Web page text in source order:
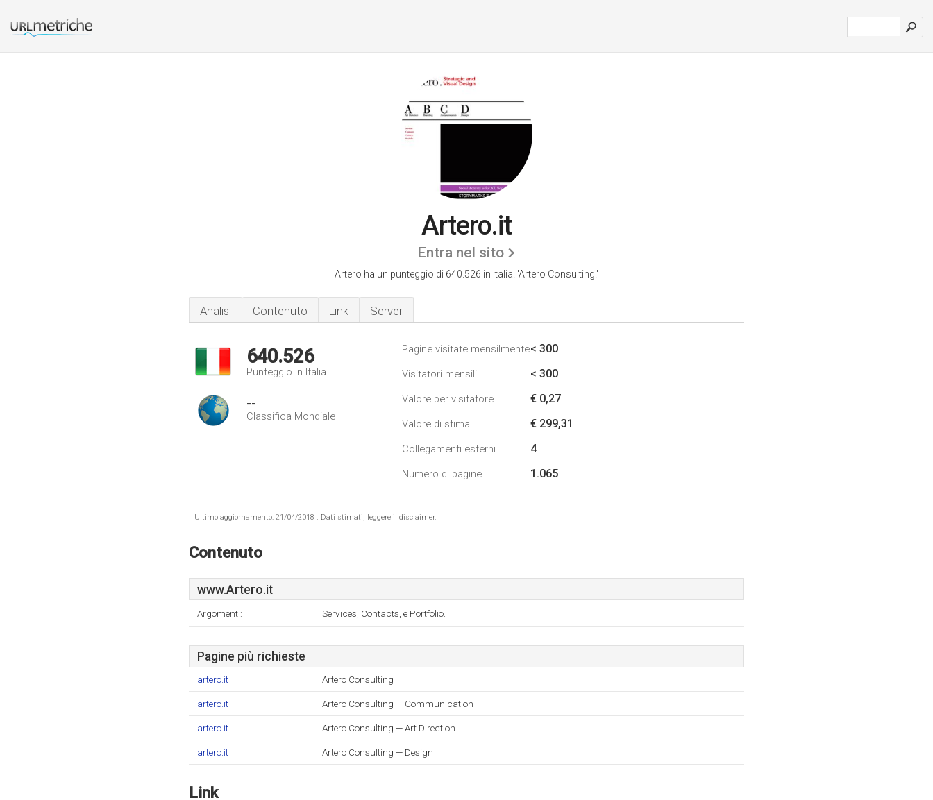
Artero.it
Entra nel sito
Artero ha un punteggio di 640.526 in Italia. 'Artero Consulting.'
Analisi Contenuto Link Server
640.526
Punteggio in Italia
--
Classifica Mondiale
Pagine visitate mensilmente< 300
Visitatori mensili < 300
Valore per visitatore € 0,27
Valore di stima € 299,31
Collegamenti esterni 4
Numero di pagine 1.065
Ultimo aggiornamento: 21/04/2018 . Dati stimati, leggere il disclaimer.
Contenuto
www.Artero.it
Argomenti: Services, Contacts, e Portfolio.
Pagine più richieste
artero.it Artero Consulting
artero.it Artero Consulting — Communication
artero.it Artero Consulting — Art Direction
artero.it Artero Consulting — Design
Link